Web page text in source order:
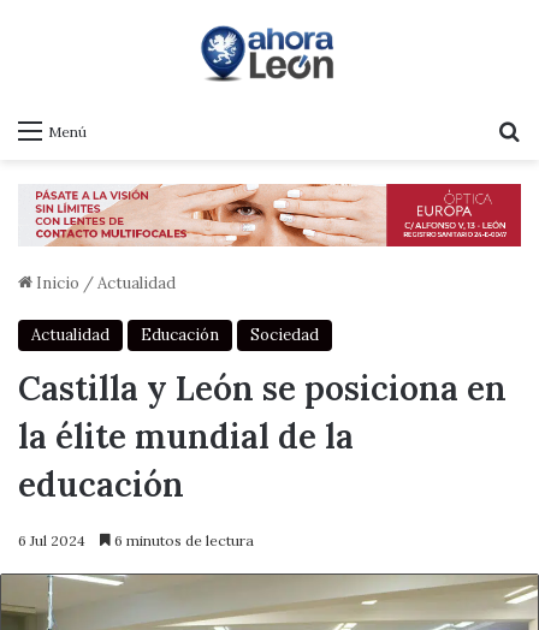
Menú
Inicio /Actualidad
Actualidad Educación Sociedad
Castilla y León se posiciona en
la élite mundial de la
educación
6 Jul 2024 6 minutos de lectura